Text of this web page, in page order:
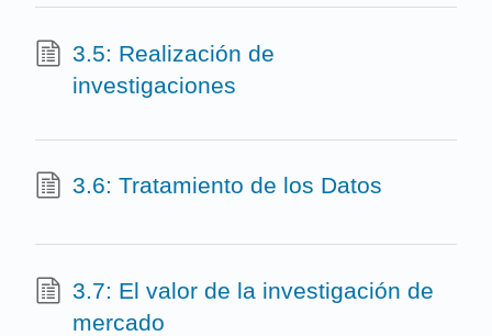
3.5: Realización de
investigaciones
3.6: Tratamiento de los Datos
3.7: El valor de la investigación de
mercado